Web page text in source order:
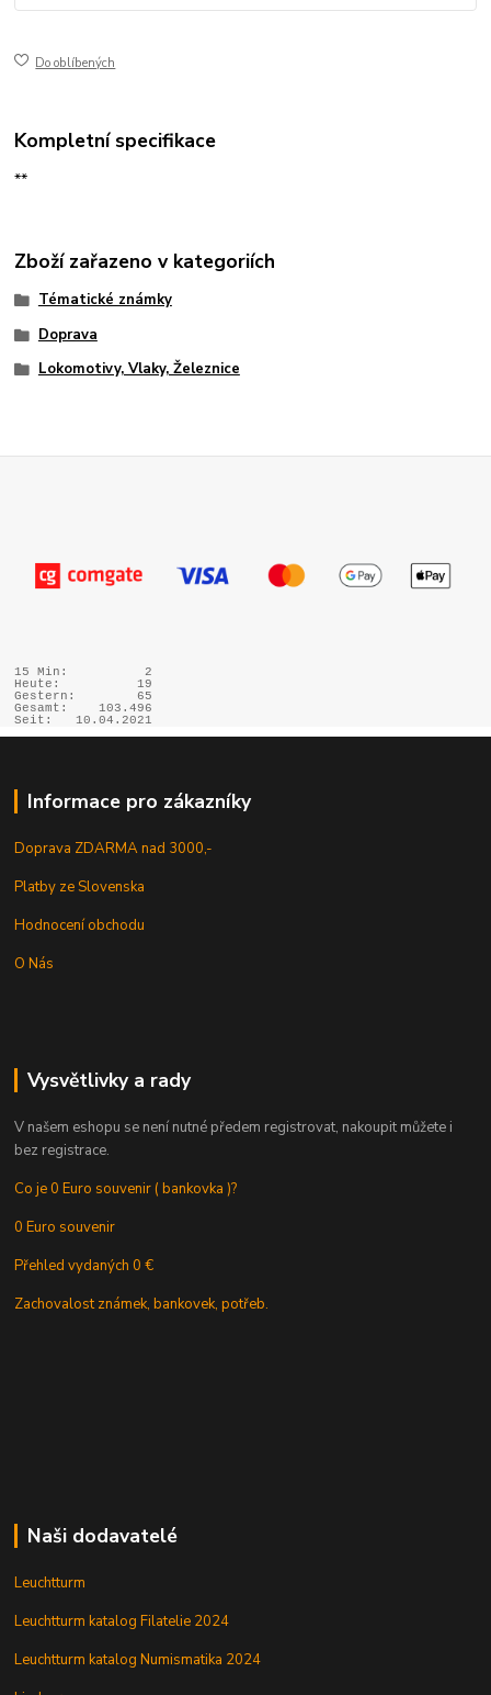
Do oblíbených
Kompletní specifikace
**
Zboží zařazeno v kategoriích
Tématické známky
Doprava
Lokomotivy, Vlaky, Železnice
15 Min:
2
Heute:
19
Gestern:
65
Gesamt:
103.496
Seit:
10.04.2021
Informace pro zákazníky
Doprava ZDARMA nad 3000,-
Platby ze Slovenska
Hodnocení obchodu
O Nás
Vysvětlivky a rady
V našem eshopu se není nutné předem registrovat, nakoupit můžete i
bez registrace.
Co je 0 Euro souvenir ( bankovka )?
0 Euro souvenir
Přehled vydaných 0 €
Zachovalost známek, bankovek, potřeb.
Naši dodavatelé
Leuchtturm
Leuchtturm katalog Filatelie 2024
Leuchtturm katalog Numismatika 2024